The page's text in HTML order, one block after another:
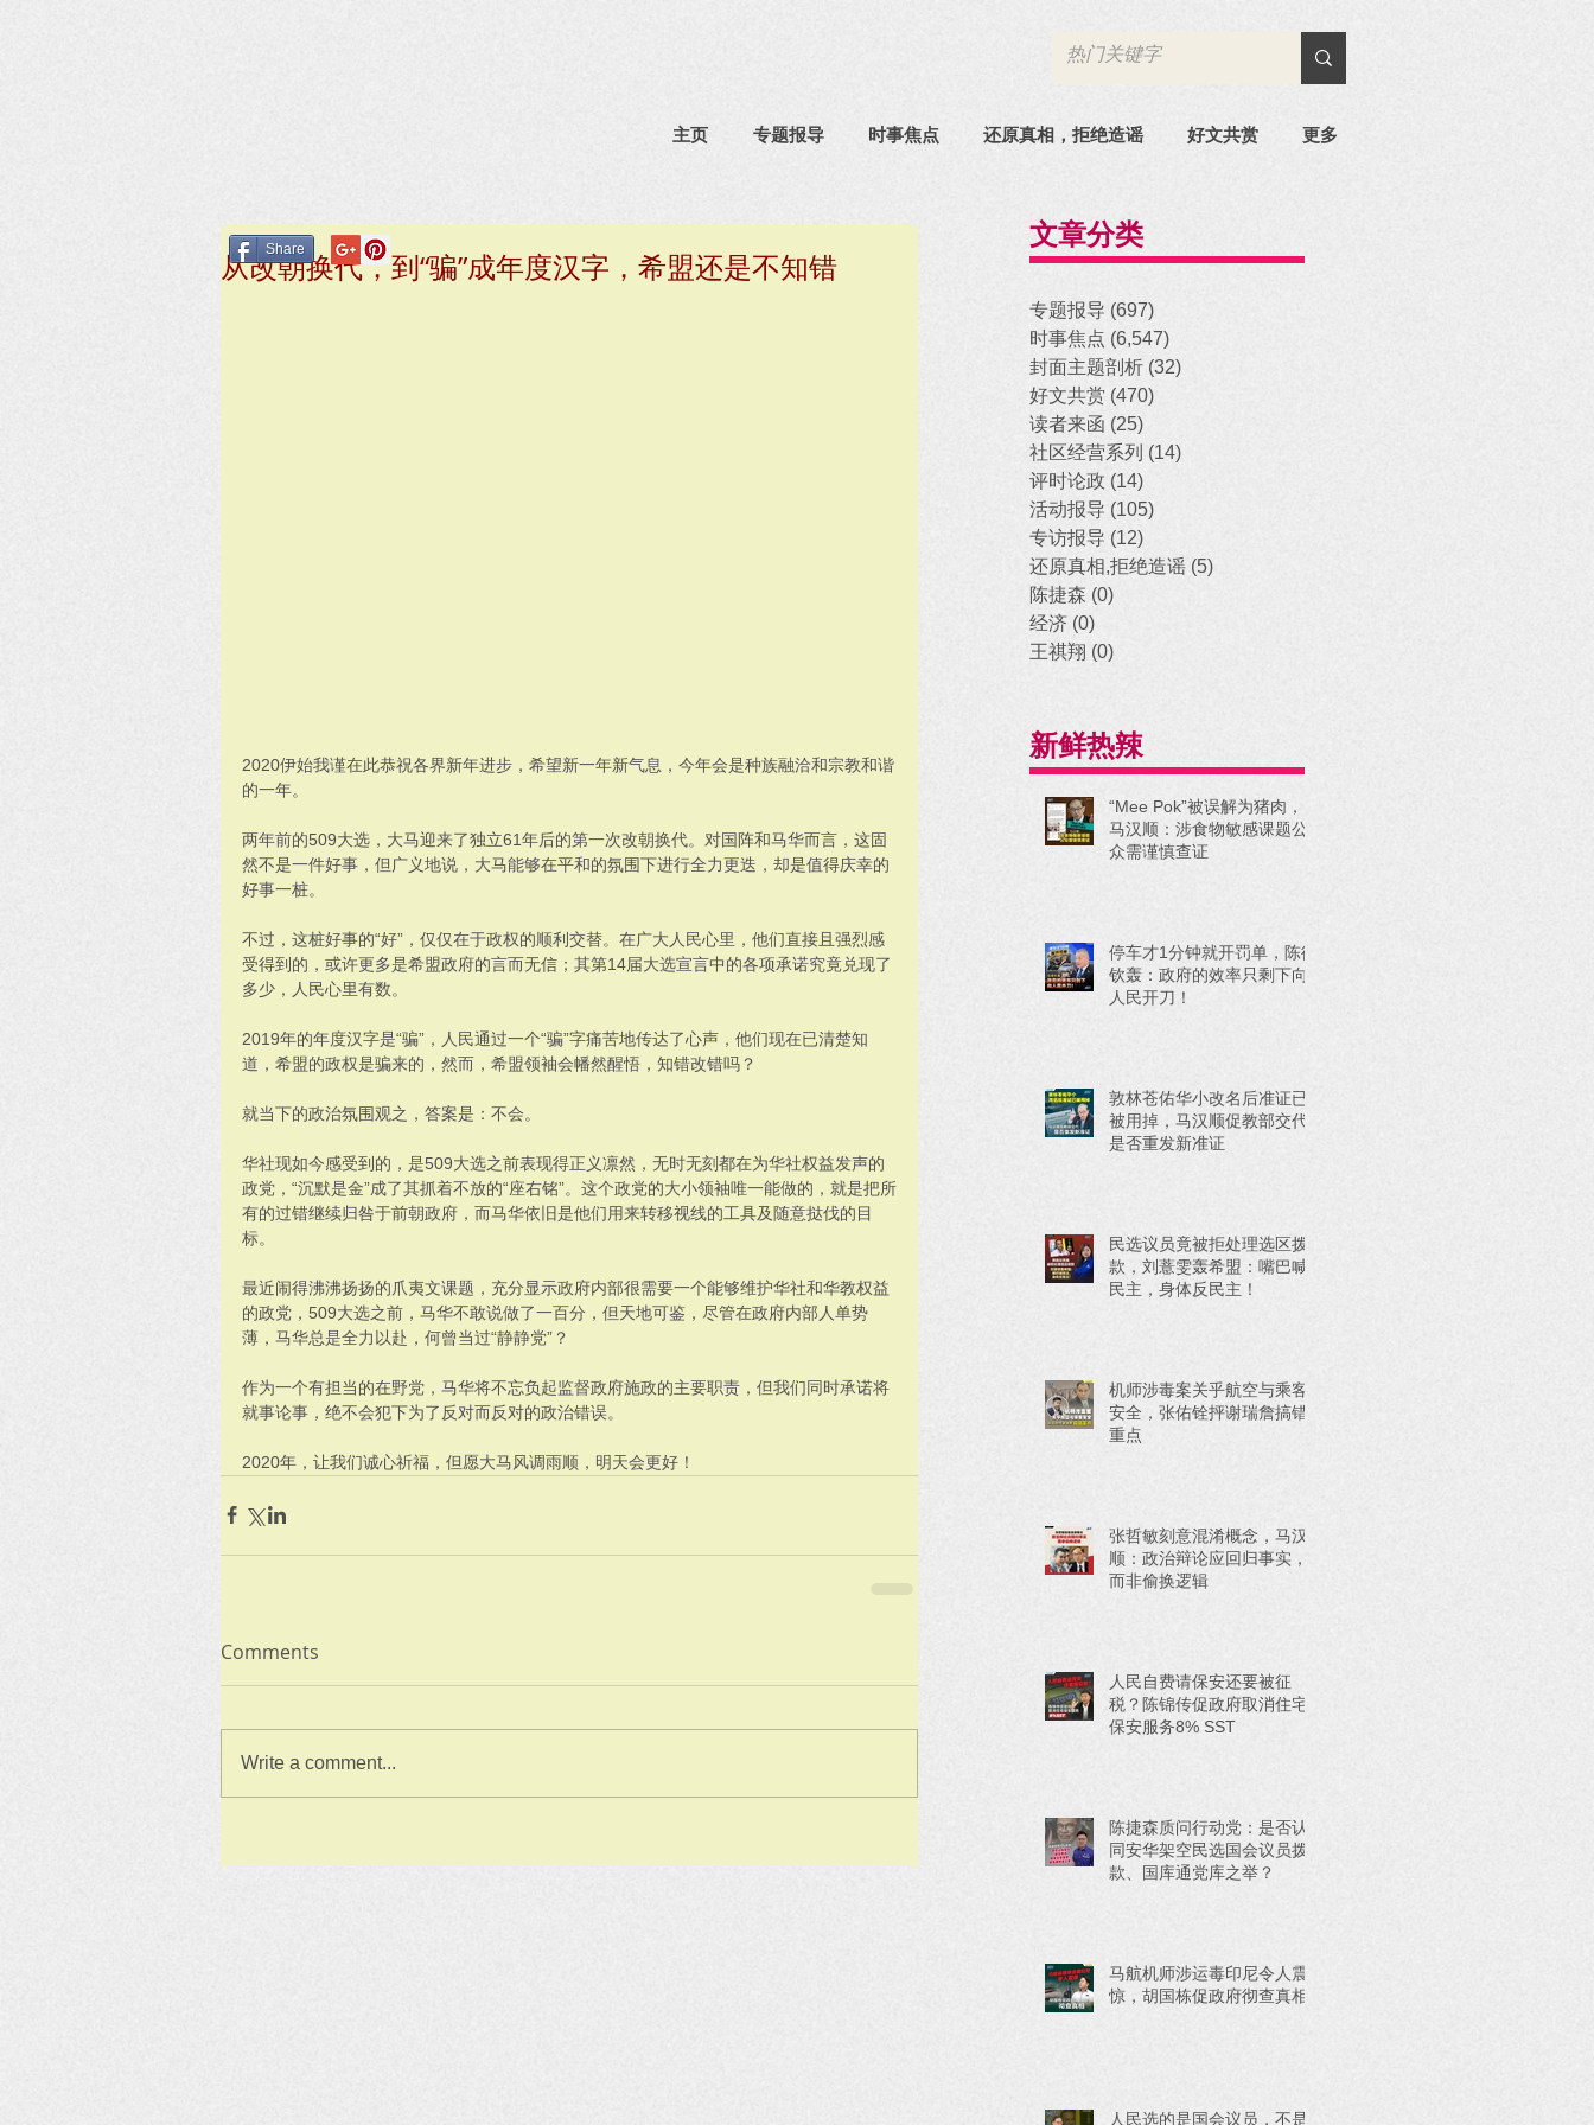
主页 专题报导 时事焦点 还原真相，拒绝造谣 好文共赏 更多
从改朝换代，到“骗”成年度汉字，希盟还是不知错
2020伊始我谨在此恭祝各界新年进步，希望新一年新气息，今年会是种族融洽和宗教和谐
的一年。
两年前的509大选，大马迎来了独立61年后的第一次改朝换代。对国阵和马华而言，这固
然不是一件好事，但广义地说，大马能够在平和的氛围下进行全力更迭，却是值得庆幸的
好事一桩。
不过，这桩好事的“好”，仅仅在于政权的顺利交替。在广大人民心里，他们直接且强烈感
受得到的，或许更多是希盟政府的言而无信；其第14届大选宣言中的各项承诺究竟兑现了
多少，人民心里有数。
2019年的年度汉字是“骗”，人民通过一个“骗”字痛苦地传达了心声，他们现在已清楚知
道，希盟的政权是骗来的，然而，希盟领袖会幡然醒悟，知错改错吗？
就当下的政治氛围观之，答案是：不会。
华社现如今感受到的，是509大选之前表现得正义凛然，无时无刻都在为华社权益发声的
政党，“沉默是金”成了其抓着不放的“座右铭”。这个政党的大小领袖唯一能做的，就是把所
有的过错继续归咎于前朝政府，而马华依旧是他们用来转移视线的工具及随意挞伐的目
标。
最近闹得沸沸扬扬的爪夷文课题，充分显示政府内部很需要一个能够维护华社和华教权益
的政党，509大选之前，马华不敢说做了一百分，但天地可鉴，尽管在政府内部人单势
薄，马华总是全力以赴，何曾当过“静静党”？
作为一个有担当的在野党，马华将不忘负起监督政府施政的主要职责，但我们同时承诺将
就事论事，绝不会犯下为了反对而反对的政治错误。
2020年，让我们诚心祈福，但愿大马风调雨顺，明天会更好！
Comments
Write a comment...
Share 文章分类
专题报导 (697)
时事焦点 (6,547)
封面主题剖析 (32)
好文共赏 (470)
读者来函 (25)
社区经营系列 (14)
评时论政 (14)
活动报导 (105)
专访报导 (12)
还原真相,拒绝造谣 (5)
陈捷森 (0)
经济 (0)
王祺翔 (0)
新鲜热辣
“Mee Pok”被误解为猪肉，
马汉顺：涉食物敏感课题公
众需谨慎查证
停车才1分钟就开罚单，陈德
钦轰：政府的效率只剩下向
人民开刀！
敦林苍佑华小改名后准证已
被用掉，马汉顺促教部交代
是否重发新准证
民选议员竟被拒处理选区拨
款，刘薏雯轰希盟：嘴巴喊
民主，身体反民主！
机师涉毒案关乎航空与乘客
安全，张佑铨抨谢瑞詹搞错
重点
张哲敏刻意混淆概念，马汉
顺：政治辩论应回归事实，
而非偷换逻辑
人民自费请保安还要被征
税？陈锦传促政府取消住宅
保安服务8% SST
陈捷森质问行动党：是否认
同安华架空民选国会议员拨
款、国库通党库之举？
马航机师涉运毒印尼令人震
惊，胡国栋促政府彻查真相
人民选的是国会议员，不是